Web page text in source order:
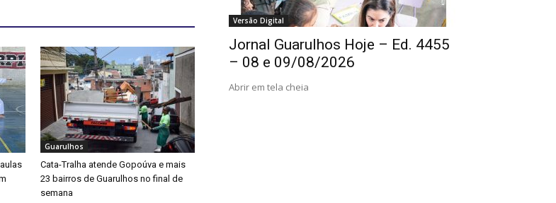
Guarulhos
Cata-Tralha atende Gopoúva e mais
23 bairros de Guarulhos no final de
semana
Versão Digital
Jornal Guarulhos Hoje – Ed. 4455
– 08 e 09/08/2026
Abrir em tela cheia